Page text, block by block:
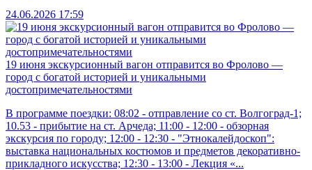
24.06.2026 17:59
19 июня экскурсионный вагон отправится во Фролово —
город с богатой историей и уникальными
достопримечательностями
В программе поездки: 08:02 - отправление со ст. Волгоград-1;
10.53 - прибытие на ст. Арчеда; 11:00 - 12:00 - обзорная
экскурсия по городу; 12:00 - 12:30 - "Этнокалейдоскоп":
выставка национальных костюмов и предметов декоративно-
прикладного искусства; 12:30 - 13:00 - Лекция «...